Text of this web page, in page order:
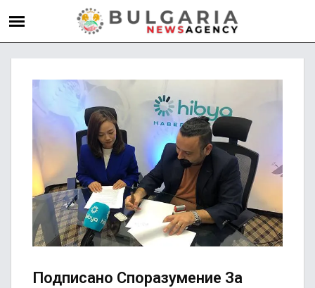
Подписано Споразумение За